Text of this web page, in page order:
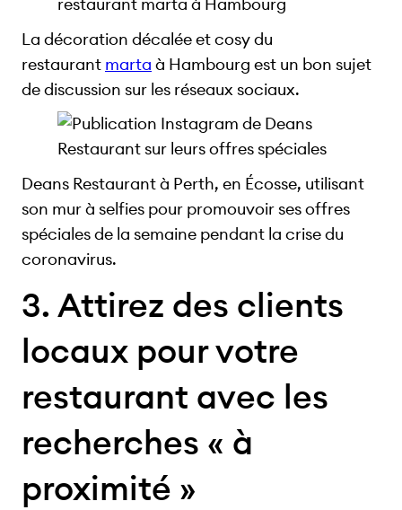
La décoration décalée et cosy du
restaurant marta à Hambourg est un bon sujet
de discussion sur les réseaux sociaux.
Deans Restaurant à Perth, en Écosse, utilisant
son mur à selfies pour promouvoir ses offres
spéciales de la semaine pendant la crise du
coronavirus.
3. Attirez des clients
locaux pour votre
restaurant avec les
recherches « à
proximité »